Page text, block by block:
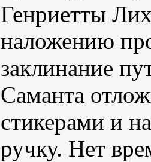
Генриетты
наложению
заклинание
Саманта
стикерами и
ручку. Нет